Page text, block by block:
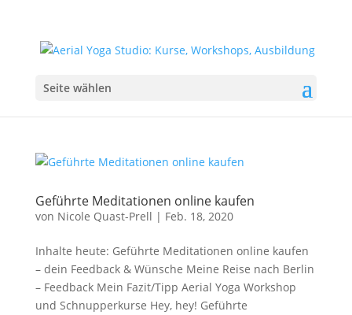
Seite wählen
Geführte Meditationen online kaufen
von Nicole Quast-Prell | Feb. 18, 2020
Inhalte heute: Geführte Meditationen online kaufen
– dein Feedback & Wünsche Meine Reise nach Berlin
– Feedback Mein Fazit/Tipp Aerial Yoga Workshop
und Schnupperkurse Hey, hey! Geführte